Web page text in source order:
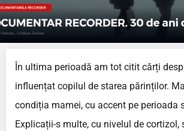
În ultima perioadă am tot citit cărți
influențat copilul de starea părinților.
condiția mamei, cu accent pe perioada
Explicații-s multe, cu nivelul de cortizol,